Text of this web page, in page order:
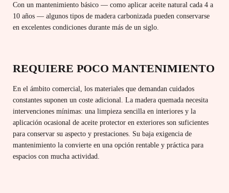
Con un mantenimiento básico — como aplicar aceite natural cada 4 a
10 años — algunos tipos de madera carbonizada pueden conservarse
en excelentes condiciones durante más de un siglo.
REQUIERE POCO MANTENIMIENTO
En el ámbito comercial, los materiales que demandan cuidados
constantes suponen un coste adicional. La madera quemada necesita
intervenciones mínimas: una limpieza sencilla en interiores y la
aplicación ocasional de aceite protector en exteriores son suficientes
para conservar su aspecto y prestaciones. Su baja exigencia de
mantenimiento la convierte en una opción rentable y práctica para
espacios con mucha actividad.